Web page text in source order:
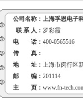
公司名称： 上海孚恩电子
联 系 人： 罗彩霞
电 话： 400-0565516
传 真：
地 址： 上海市闵行区
邮 编： 201114
主 页： www.fn-